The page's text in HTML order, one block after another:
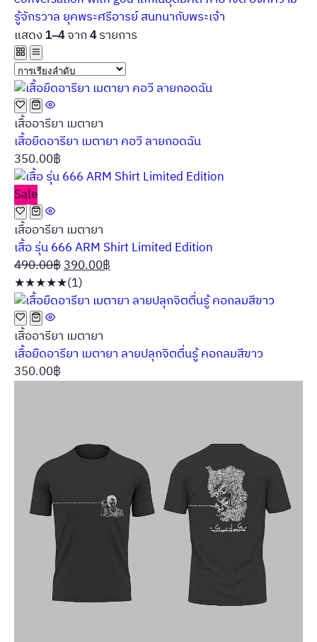
รู้จักรวาล ยุคพระศรีอารย์สนทนากับพระเจ้า
แสดง 1–4จาก 4รายการ
เสื้ออารียา เมตายา
เสื้อยืดอารียา เมตายา คอวี ลายกอดฉัน
350.00฿
Sale
เสื้ออารียา เมตายา
เสื้อ รุ่น 666 ARM Shirt Limited Edition
490.00฿Original
price
was:
390.00฿Current
is:
★★★★★(1)
เสื้ออารียา เมตายา
เสื้อยืดอารียา เมตายา ลายปลุกจิตตื่นรู้ คอกลมสีขาว
350.00฿